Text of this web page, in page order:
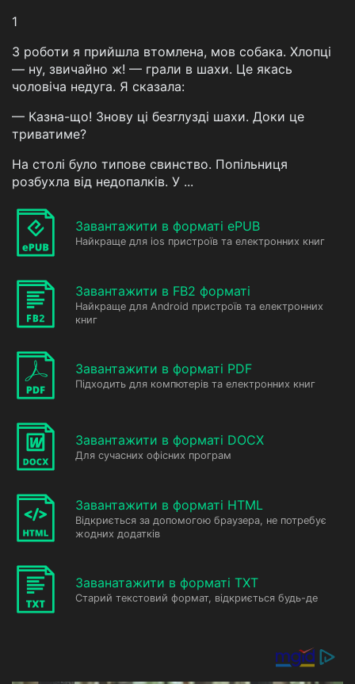
1
З роботи я прийшла втомлена, мов собака. Хлопці
— ну, звичайно ж! — грали в шахи. Це якась
чоловіча недуга. Я сказала:
— Казна-що! Знову ці безглузді шахи. Доки це
триватиме?
На столі було типове свинство. Попільниця
розбухла від недопалків. У ...
Завантажити в форматі ePUB
Найкраще для ios пристроїв та електронних книг
Завантажити в FB2 форматі
Найкраще для Android пристроїв та електронних
книг
Завантажити в форматі PDF
Підходить для компютерів та електронних книг
Завантажити в форматі DOCX
Для сучасних офісних програм
Завантажити в форматі HTML
Відкриється за допомогою браузера, не потребує
жодних додатків
Заванатажити в форматі TXT
Старий текстовий формат, відкриється будь-де